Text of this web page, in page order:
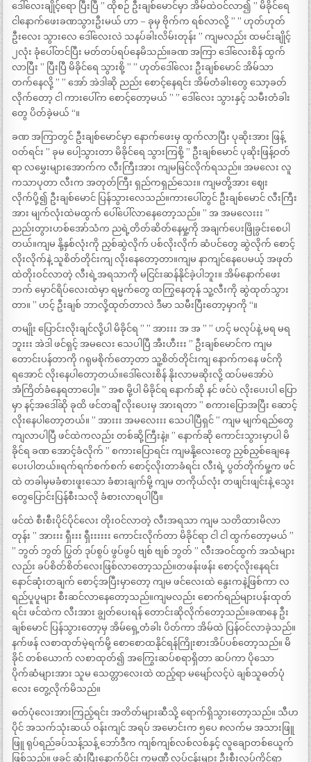
ဒေါ်လေးချိုင့်ရော ပြီးပြီ ” ထိုစဉ် ဦးချစ်မောင်မှာ အိမ်ထဲဝင်လာ၍ ” မိခိုင်ရေ
ငါနောက်ဖေးခဏသွားဦးမယ် ဟာ – ခုမှ ဗိုက်က ရစ်လာလို့ ” ” ဟုတ်ဟုတ်
ဦးလေး သွားလေ ဒေါ်လေးလဲ သနပ်ခါးလိမ်းတုန်း ” ကျမလည်း ထမင်းချိုင့်
၂လုံး ခုံပေါ်တင်ပြီး မတ်တပ်ရပ်နေမိသည်။ခဏ အကြာ ဒေါ်လေးစိန် ထွက်
လာပြီး ” ပြီးပြီ မိခိုင်ရေ သွားစို့ ” ” ဟုတ်ဒေါ်လေး ဦးချစ်မောင် အိမ်သာ
တက်နေလို့ ” ” အော် အဲဒါဆို ညည်း စောင့်နေရင်း အိမ်တံခါးတွေ သော့ခတ်
လိုက်တော့ ငါ ကားပေါ်က စောင့်တော့မယ် ” ” ဒေါ်လေး သွားနှင့် သမီးတံခါး
တွေ ပိတ်ခဲ့မယ် “။
ခဏ အကြာတွင် ဦးချစ်မောင်မှာ နောက်ဖေးမှ ထွက်လာပြီး ပုဆိုးအား ဖြန့်
ဝတ်ရင်း ” ခုမ ပေါ့သွားတာ မိခိုင်ရေ သွားကြစို့ ” ဦးချစ်မောင် ပုဆိုးဖြန့်ဝတ်
ရာ လမွှေးများအောက်က လီးကြီးအား ကျမမြင်လိုက်ရသည်။ အမလေး လူ
ကသာပုတာ လီးက အတုတ်ကြီး ရှည်ကရှည်သေး။ ကျမတို့အား ဈေး
လိုက်ပို့၍ ဦးချစ်မောင် ပြန်သွားလေသည်။ကားပေါ်တွင် ဦးချစ်မောင် လီးကြီး
အား မျက်လုံးထဲမထွက် ပေါ်ပေါ်လာနေတော့သည်။ ” အ အမလေးးး ”
ညည်းတွားဟစ်အော်သံက ညရဲ့တိတ်ဆိတ်နေမှု့ကို အချက်ပေးဖြိုခွင်းစေပါ
တယ်။ကျမ နို့နှစ်လုံးကို ညှစ်ဆွဲလိုက် ပစ်လိုးလိုက် ဆံပင်တွေ ဆွဲလိုက် စောင့်
လိုးလိုက်နဲ့ သူစိတ်တိုင်းကျ လိုးနေတော့တာ။ကျမ နာကျင်နေပေမယ့် အဖုတ်
ထဲတိုးဝင်လာတဲ့ လီးရဲ့အရသာကို မငြင်းဆန်နိုင်ခဲ့ပါဘူး။ အိမ်နောက်ဖေး
ဘက် မှောင်ရိပ်လေးထဲမှာ ရမ္မက်တွေ ထကြွနေတုန် သူ့လီးကို ဆွဲထုတ်သွား
တာ။ ” ဟင့် ဦးချစ် ဘာလို့ထုတ်တာလဲ ဒီမာ သမီးပြီးတော့မှာကို “။
တမျိုး ပြောင်းလိုးချင်လို့ပါ မိခိုင်ရ ” ” အားးး အ အ ” ” ဟင့် မလုပ်နဲ့ မရ မရ
ဘူးးး အဲဒါ ဖင်ရှင့် အမလေး သေပါပြီ အီးဟီးးး ” ဦးချစ်မောင်က ကျမ
တောင်းပန်တာကို ဂရုမစိုက်တော့တာ သူ့စိတ်တိုင်းကျ နောက်ကနေ ဖင်ကို
ရအောင် လိုးနေပါတော့တယ်။ဒေါ်လေးစိန် နိုးလာမဆိုးလို့ ထပ်မအော်ပဲ
အံကြိတ်ခံနေရတာပေါ့။ ” အစ မို့ပါ မိခိုင်ရ နောက်ဆို နင် ဖင်ပဲ လိုးပေးပါ ပြော
မှာ နင့်အဒေါ်ဆို ခုထိ ဖင်တချီ လိုးပေးမှ အားရတာ ” စကားပြောအပြီး ဆောင့်
လိုးနေပါတော့တယ်။ ” အားးး အမလေးးး သေပါပြီရှင် ” ကျမ မျက်ရည်တွေ
ကျလာပါပြီ ဖင်ထဲကလည်း တစ်ဆို့ကြီးနဲ့။ ” နောက်ဆို ကောင်းသွားမှာပါ မိ
ခိုင်ရ ခဏ အောင့်ခံလိုက် ” စကားပြောရင်း ကျမနို့လေးတွေ ညှစ်ညှစ်ချေနေ
ပေးပါတယ်။ရက်ရက်စက်စက် စောင့်လိုးတာခံရင်း လီးရဲ့ ပွတ်တိုက်မှု့က ဖင်
ထဲ တခါမှမခံစားဖူးသော ခံစားချက်မို့ ကျမ တကိုယ်လုံး တဖျင်းဖျင်းနဲ့ သွေး
တွေပြောင်းပြန်စီးသလို ခံစားလာရပါပြီ။
ဖင်ထဲ စီးစီးပိုင်ပိုင်လေး တိုးဝင်လာတဲ့ လီးအရသာ ကျမ သတိထားမိလာ
တုန်း ” အားးး ရှီးးး ရှီးးးးးး ကောင်းလိုက်တာ မိခိုင်ရာ ငါ ငါ ထွက်တော့မယ် ”
” ဘွတ် ဘွတ် ပြွတ် ဒုပ်စွပ် ဖွပ်ဖွပ် ဗျစ် ဗျစ် ဘွတ် ” လီးအဝင်ထွက် အသံများ
လည်း ခပ်စိတ်စိတ်လေးဖြစ်လာတော့သည်။တဖန်းဖန်း စောင့်လိုးနေရင်း
နောင်ဆုံးတချက် စောင့်အပြီးမှာတော့ ကျမ ဖင်လေးထဲ နွေးကနဲ့ဖြစ်ကာ လ
ရည်ပူပူများ စီးဆင်လာနေတော့သည်။ကျမလည်း စောက်ရည်များပန်းထုတ်
ရင်း ဖင်ထဲက လီးအား ချွတ်ပေးရန် တောင်းဆိုလိုက်တော့သည်။ခဏနေ ဦး
ချစ်မောင် ပြန်သွားတော့မှ အိမ်ရှေ့တံခါး ပိတ်ကာ အိမ်ထဲ ပြန်ဝင်လာခဲ့သည်။
နက်ဖန် လစာထုတ်မဲ့ရက်မို့ စောစောထနိုင်ရန်ကြိုးစားအိပ်ပစ်တော့သည်။ မိ
ခိုင် တစ်ယောက် လစာထုတ်၍ အကြွေးဆပ်စရာရှိတာ ဆပ်ကာ ပိုသော
ပိုက်ဆံများအား သူမ သေတ္တာလေးထဲ ထည့်ရာ မမျော်လင့်ပဲ ချစ်သူဓတ်ပုံ
လေး တွေ့လိုက်မိသည်။
ဓတ်ပုံလေးအားကြည့်ရင်း အတိတ်များဆီသို့ ရောက်ရှိသွားတော့သည်။ သီဟ
ပိုင် အသက်သုံးဆယ် ဝန်းကျင် အရပ် အမောင်းက ၅ပေ ၈လက်မ အသားဖြူ
ဖြူ ရုပ်ရည်ခပ်သန့်သန့် ဘော်ဒီက ကျစ်ကျစ်လစ်လစ်နှင့် လူချောတစ်ယေူက်
ဖြစ်သည်။ ဖခင် ဆုံးပြီးနောက်ပိုင်း ကုမဏ္ဏီ လုပ်ငန်းများ ဦးစီးလုပ်ကိုင်ရာ